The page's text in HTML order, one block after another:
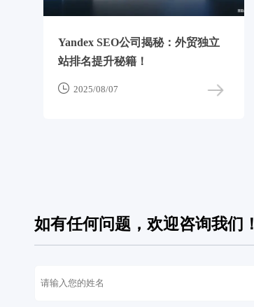
Yandex SEO公司揭秘：外贸独立
站排名提升秘籍！
 2025/08/07
如有任何问题，欢迎咨询我们！